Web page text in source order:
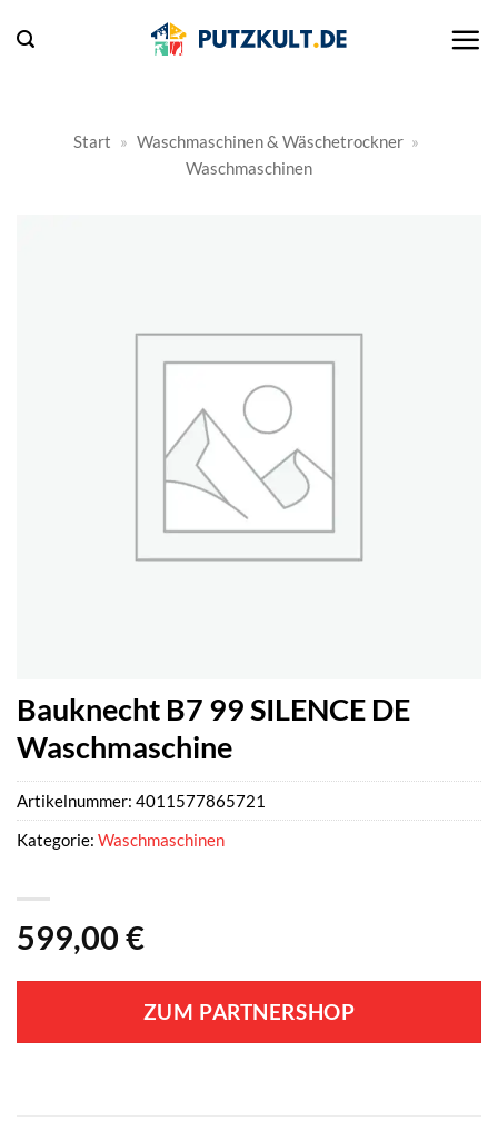
Inhalt
Start » Waschmaschinen & Wäschetrockner »
Waschmaschinen
Bauknecht B7 99 SILENCE DE
Waschmaschine
599,00 €
ZUM PARTNERSHOP
Artikelnummer: 4011577865721
Kategorie: Waschmaschinen